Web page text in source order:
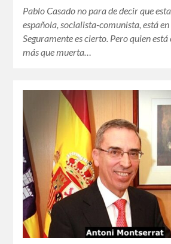
Pablo Casado no para de decir que
española, socialista-comunista, está
Seguramente es cierto. Pero quien
más que muerta…